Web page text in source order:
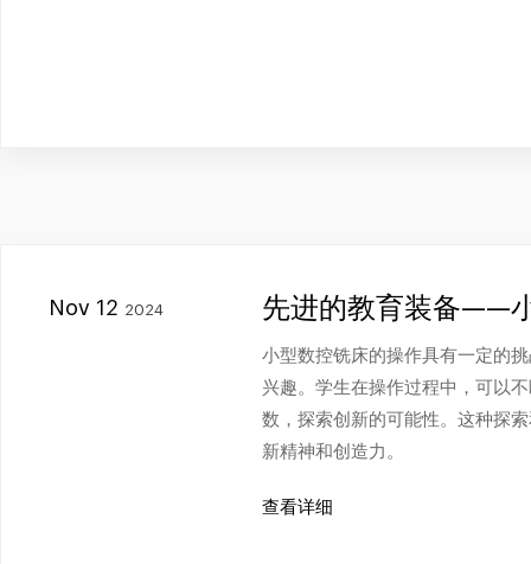
Nov 12 2024 先进的教育装备——
小型数控铣床的操作具有一定的
兴趣。学生在操作过程中，可以
数，探索创新的可能性。这种探
新精神和创造力。
查看详细